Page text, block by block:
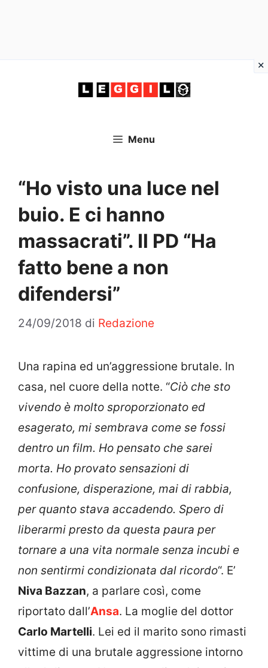
Menu
“Ho visto una luce nel
buio. E ci hanno
massacrati”. Il PD “Ha
fatto bene a non
difendersi”
24/09/2018 di Redazione
Una rapina ed un’aggressione brutale. In
casa, nel cuore della notte. “Ciò che sto
vivendo è molto sproporzionato ed
esagerato, mi sembrava come se fossi
dentro un film. Ho pensato che sarei
morta. Ho provato sensazioni di
confusione, disperazione, mai di rabbia,
per quanto stava accadendo. Spero di
liberarmi presto da questa paura per
tornare a una vita normale senza incubi e
non sentirmi condizionata dal ricordo“. E’
Niva Bazzan, a parlare così, come
riportato dall’Ansa. La moglie del dottor
Carlo Martelli. Lei ed il marito sono rimasti
vittime di una brutale aggressione intorno